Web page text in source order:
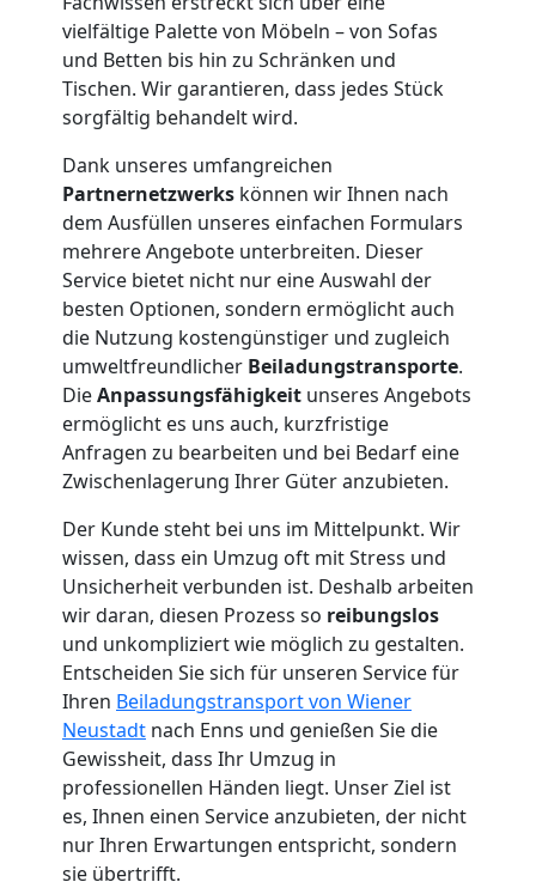
vielfältige Palette von Möbeln – von Sofas
und Betten bis hin zu Schränken und
Tischen. Wir garantieren, dass jedes Stück
sorgfältig behandelt wird.
Dank unseres umfangreichen
Partnernetzwerks können wir Ihnen nach
dem Ausfüllen unseres einfachen Formulars
mehrere Angebote unterbreiten. Dieser
Service bietet nicht nur eine Auswahl der
besten Optionen, sondern ermöglicht auch
die Nutzung kostengünstiger und zugleich
umweltfreundlicher Beiladungstransporte.
DieAnpassungsfähigkeit unseres Angebots
ermöglicht es uns auch, kurzfristige
Anfragen zu bearbeiten und bei Bedarf eine
Zwischenlagerung Ihrer Güter anzubieten.
Der Kunde steht bei uns im Mittelpunkt. Wir
wissen, dass ein Umzug oft mit Stress und
Unsicherheit verbunden ist. Deshalb arbeiten
wir daran, diesen Prozess so reibungslos
und unkompliziert wie möglich zu gestalten.
Entscheiden Sie sich für unseren Service für
Ihren Beiladungstransport von Wiener
Neustadt nach Enns und genießen Sie die
Gewissheit, dass Ihr Umzug in
professionellen Händen liegt. Unser Ziel ist
es, Ihnen einen Service anzubieten, der nicht
nur Ihren Erwartungen entspricht, sondern
sie übertrifft.
Wiener
Neustadt
Möbelmontage
Wiener
Neustadt
Möbeltransport
Wiener
Neustadt
Beiladung
Wiener
Neustadt
Mini